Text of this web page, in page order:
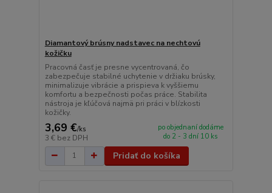
Diamantový brúsny nadstavec na nechtovú
kožičku
Pracovná časť je presne vycentrovaná, čo
zabezpečuje stabilné uchytenie v držiaku brúsky,
minimalizuje vibrácie a prispieva k vyššiemu
komfortu a bezpečnosti počas práce. Stabilita
nástroja je kľúčová najmä pri práci v blízkosti
kožičky.
3,69 €/ks
3 € bez DPH
po objednaní dodáme
do 2 - 3 dní 10 ks
Pridať do košíka